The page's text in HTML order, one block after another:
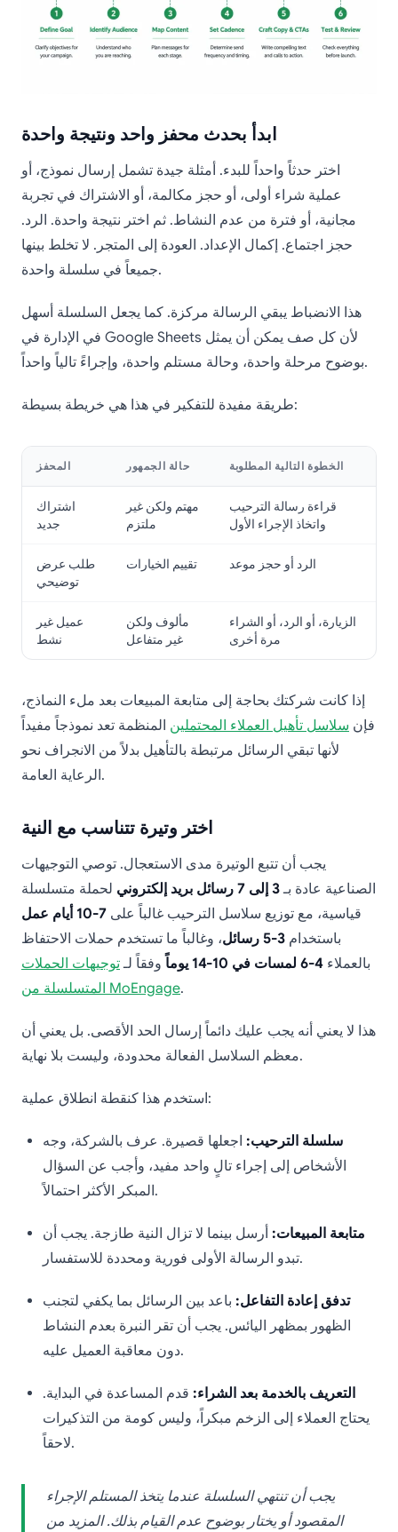
ابدأ بحدث محفز واحد ونتيجة واحدة
اختر حدثاً واحداً للبدء. أمثلة جيدة تشمل إرسال نموذج، أو
عملية شراء أولى، أو حجز مكالمة، أو الاشتراك في تجربة
مجانية، أو فترة من عدم النشاط. ثم اختر نتيجة واحدة. الرد.
حجز اجتماع. إكمال الإعداد. العودة إلى المتجر. لا تخلط بينها
جميعاً في سلسلة واحدة.
هذا الانضباط يبقي الرسالة مركزة. كما يجعل السلسلة أسهل
في الإدارة في Google Sheets لأن كل صف يمكن أن يمثل
بوضوح مرحلة واحدة، وحالة مستلم واحدة، وإجراءً تالياً واحداً.
طريقة مفيدة للتفكير في هذا هي خريطة بسيطة:
المحفز حالة الجمهور الخطوة التالية المطلوبة
اشتراك
جديد
مهتم ولكن غير
ملتزم
قراءة رسالة الترحيب
واتخاذ الإجراء الأول
طلب عرض
توضيحي
تقييم الخيارات الرد أو حجز موعد
عميل غير
نشط
مألوف ولكن
غير متفاعل
الزيارة، أو الرد، أو الشراء
مرة أخرى
إذا كانت شركتك بحاجة إلى متابعة المبيعات بعد ملء النماذج،
فإن سلاسل تأهيل العملاء المحتملين المنظمة تعد نموذجاً مفيداً
لأنها تبقي الرسائل مرتبطة بالتأهيل بدلاً من الانجراف نحو
الرعاية العامة.
اختر وتيرة تتناسب مع النية
يجب أن تتبع الوتيرة مدى الاستعجال. توصي التوجيهات
الصناعية عادة بـ3 إلى 7 رسائل بريد إلكتروني
لحملة متسلسلة
قياسية، مع توزيع سلاسل الترحيب غالباً على 7-10 أيام عمل
باستخدام 3-5 رسائل
، وغالباً ما تستخدم حملات الاحتفاظ
بالعملاء 4-6 لمسات في 10-14 يوماً وفقاً لـتوجيهات الحملات
المتسلسلة من MoEngage.
هذا لا يعني أنه يجب عليك دائماً إرسال الحد الأقصى. بل يعني أن
معظم السلاسل الفعالة محدودة، وليست بلا نهاية.
استخدم هذا كنقطة انطلاق عملية:
سلسلة الترحيب: اجعلها قصيرة. عرف بالشركة، وجه
الأشخاص إلى إجراء تالٍ واحد مفيد، وأجب عن السؤال
المبكر الأكثر احتمالاً.
متابعة المبيعات: أرسل بينما لا تزال النية طازجة. يجب أن
تبدو الرسالة الأولى فورية ومحددة للاستفسار.
تدفق إعادة التفاعل: باعد بين الرسائل بما يكفي لتجنب
الظهور بمظهر اليائس. يجب أن تقر النبرة بعدم النشاط
دون معاقبة العميل عليه.
التعريف بالخدمة بعد الشراء: قدم المساعدة في البداية.
يحتاج العملاء إلى الزخم مبكراً، وليس كومة من التذكيرات
لاحقاً.
يجب أن تنتهي السلسلة عندما يتخذ المستلم الإجراء
المقصود أو يختار بوضوح عدم القيام بذلك. المزيد من